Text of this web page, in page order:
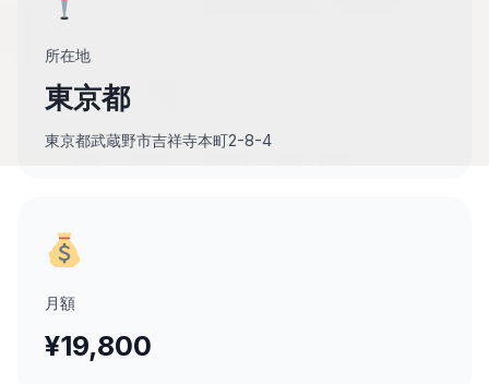
所在地
東京都
東京都武蔵野市吉祥寺本町2-8-4
月額
¥19,800